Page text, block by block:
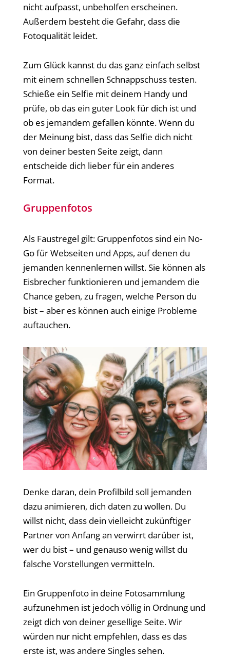
nicht aufpasst, unbeholfen erscheinen.
Außerdem besteht die Gefahr, dass die
Fotoqualität leidet.
Zum Glück kannst du das ganz einfach selbst
mit einem schnellen Schnappschuss testen.
Schieße ein Selfie mit deinem Handy und
prüfe, ob das ein guter Look für dich ist und
ob es jemandem gefallen könnte. Wenn du
der Meinung bist, dass das Selfie dich nicht
von deiner besten Seite zeigt, dann
entscheide dich lieber für ein anderes
Format.
Gruppenfotos
Als Faustregel gilt: Gruppenfotos sind ein No-
Go für Webseiten und Apps, auf denen du
jemanden kennenlernen willst. Sie können als
Eisbrecher funktionieren und jemandem die
Chance geben, zu fragen, welche Person du
bist – aber es können auch einige Probleme
auftauchen.
Denke daran, dein Profilbild soll jemanden
dazu animieren, dich daten zu wollen. Du
willst nicht, dass dein vielleicht zukünftiger
Partner von Anfang an verwirrt darüber ist,
wer du bist – und genauso wenig willst du
falsche Vorstellungen vermitteln.
Ein Gruppenfoto in deine Fotosammlung
aufzunehmen ist jedoch völlig in Ordnung und
zeigt dich von deiner gesellige Seite. Wir
würden nur nicht empfehlen, dass es das
erste ist, was andere Singles sehen.